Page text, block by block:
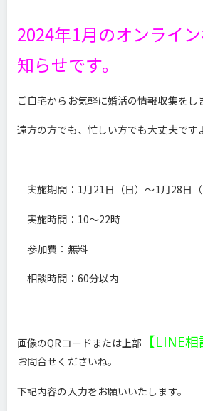
2024年1月のオンライ
知らせです。
ご自宅からお気軽に婚活の情報収集をし
遠方の方でも、忙しい方でも大丈夫です
実施期間：1月21日（日）～1月28日（
実施時間：10～22時
参加費：無料
相談時間：60分以内
画像のQRコードまたは上部 【LINE相
お問合せくださいね。
下記内容の入力をお願いいたします。